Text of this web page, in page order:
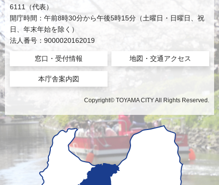
6111（代表）
開庁時間：午前8時30分から午後5時15分（土曜日・日曜日、祝
日、年末年始を除く）
法人番号：9000020162019
窓口・受付情報 地図・交通アクセス
本庁舎案内図
Copyright© TOYAMA CITY All Rights Reserved.